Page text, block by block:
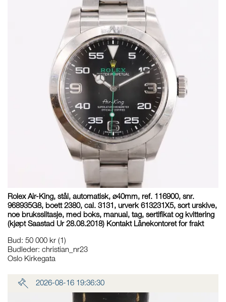
Rolex Air-King, stål, automatisk, ø40mm, ref. 116900, snr.
968935G8, boett 2380, cal. 3131, urverk 613231X5, sort urskive,
noe bruksslitasje, med boks, manual, tag, sertifikat og kvittering
(kjøpt Saastad Ur 28.08.2018) Kontakt Lånekontoret for frakt
Bud: 50 000 kr (1)
Budleder: christian_nr23
Oslo Kirkegata
2026-08-16 19:36:30